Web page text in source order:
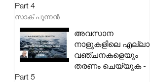
Part 4
സാക് പുന്നൻ
അവസാന
നാളുകളിലെ എല്ലാ
വഞ്ചനകളെയും
തരണം ചെയ്യുക -
Part 5